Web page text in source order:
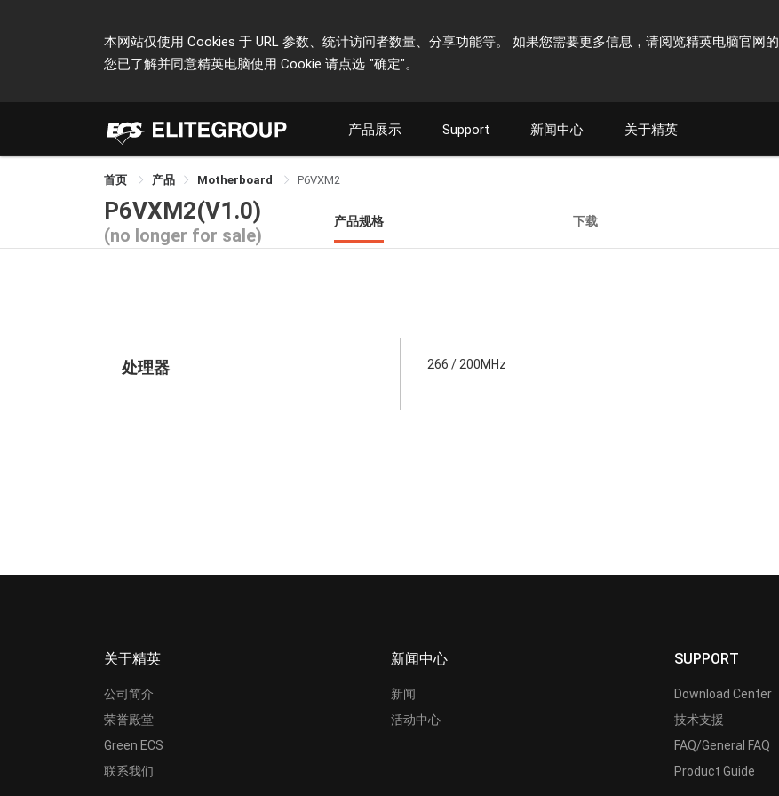
本网站仅使用 Cookies 于 URL 参数、统计访问者数量、分享功能等。 如果您需要更多信息，请阅览精英电脑官网的
您已了解并同意精英电脑使用 Cookie 请点选 "确定"。
产品展示 Support 新闻中心 关于精英
首页 产品 Motherboard P6VXM2
P6VXM2(V1.0)
(no longer for sale)
产品规格 下载
处理器 266 / 200MHz
关于精英
公司简介
荣誉殿堂
Green ECS
联系我们
新闻中心
新闻
活动中心
SUPPORT
Download Center
技术支援
FAQ/General FAQ
Product Guide